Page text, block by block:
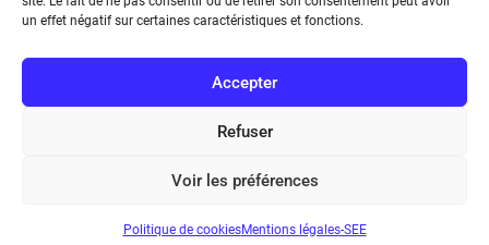
un effet négatif sur certaines caractéristiques et fonctions.
Accepter
Refuser
Voir les préférences
Politique de cookiesMentions légales-SEE
1 2 3 4 5 6 7 8 9
Suivant